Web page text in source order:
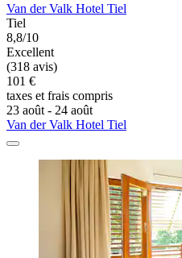
Van der Valk Hotel Tiel
Tiel
8,8/10
Excellent
(318 avis)
101 €
taxes et frais compris
23 août - 24 août
Van der Valk Hotel Tiel